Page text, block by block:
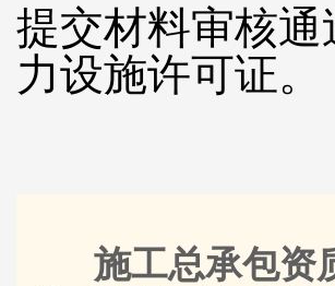
提交材料审核
力设施许可证。
施工总承包资